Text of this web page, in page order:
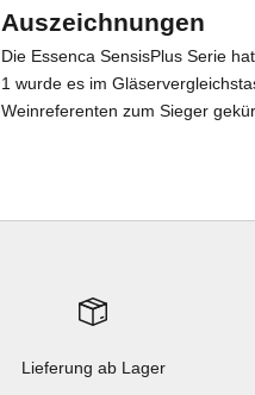
Auszeichnungen
Die Essenca SensisPlus Serie
1 wurde es im
Weinreferenten zum Sieger
Lieferung ab Lager